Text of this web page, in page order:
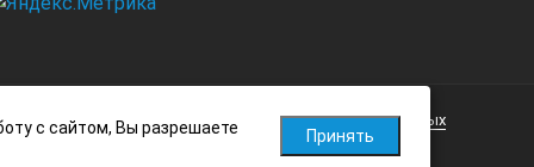
Политика обработки персональных данных
с сайтом, Вы разрешаете
Принять